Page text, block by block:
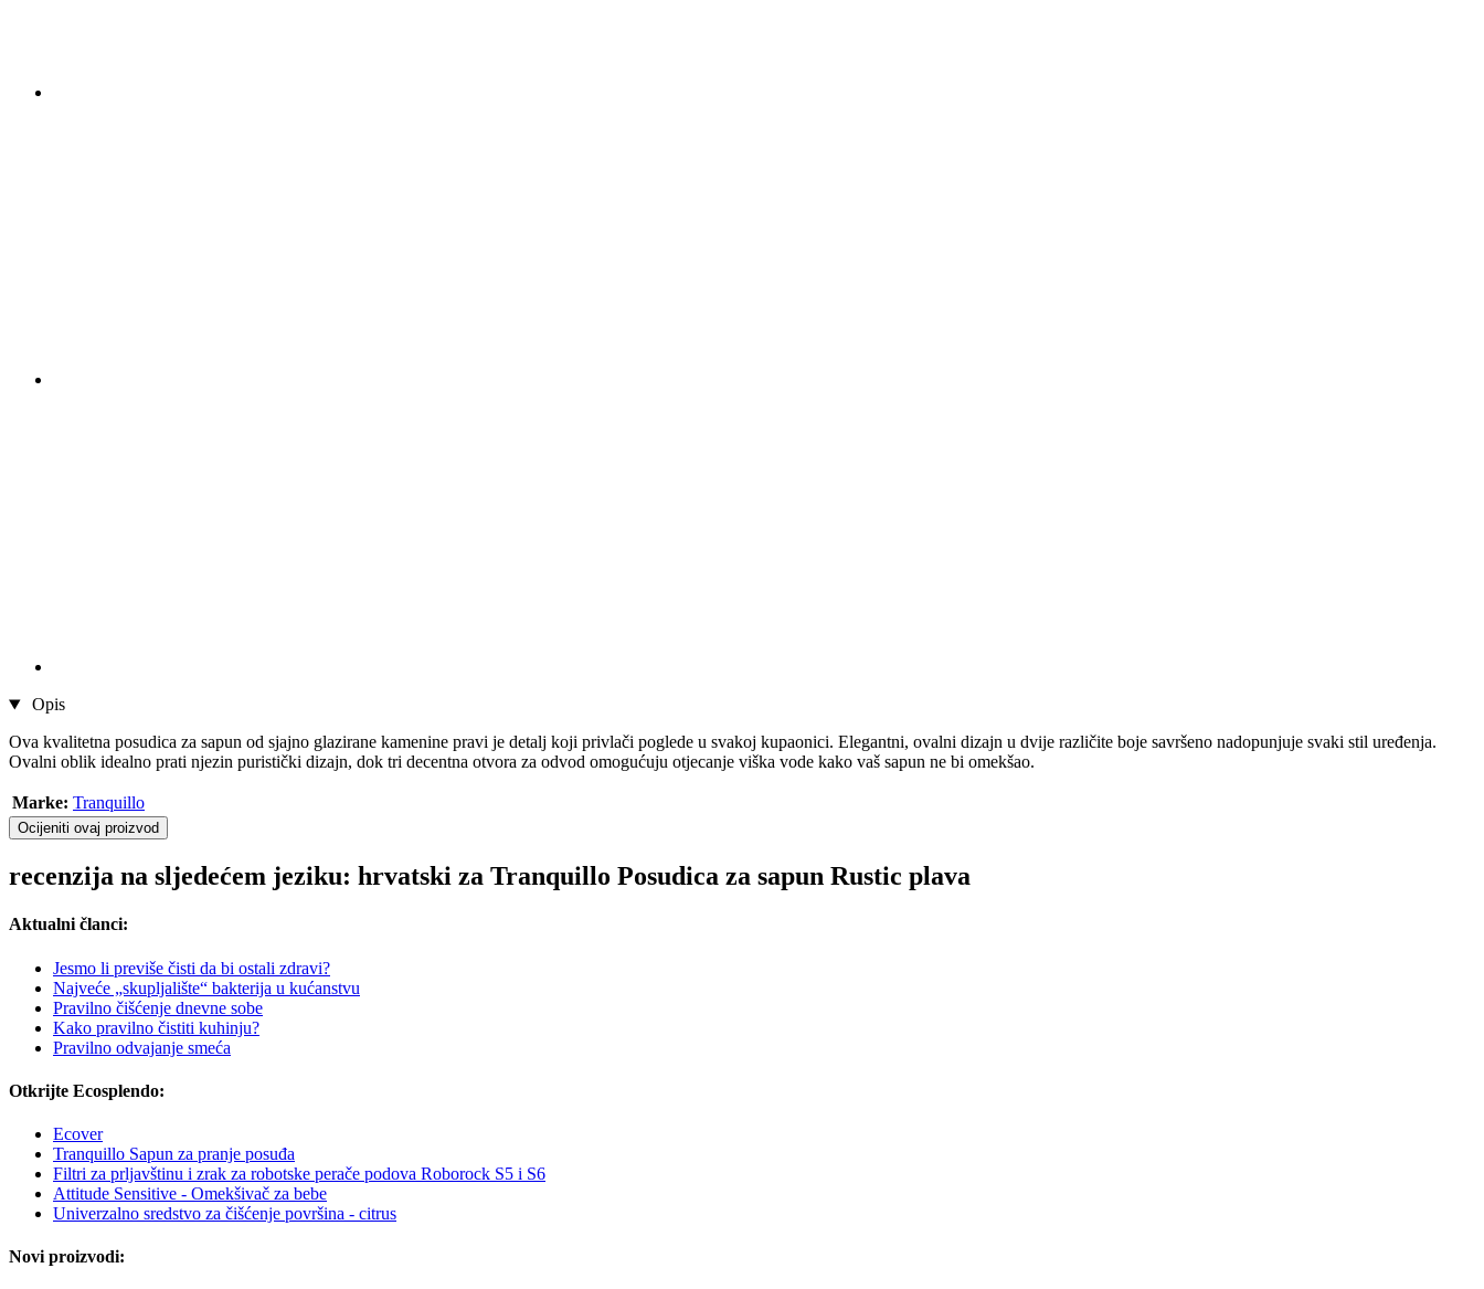
Opis
Ova kvalitetna posudica za sapun od sjajno glazirane kamenine pravi je detalj koji privlači poglede u svakoj kupaonici. Elegantni, ovalni dizajn u dvije različite boje savršeno nadopunjuje svaki stil uređenja.
Ovalni oblik idealno prati njezin puristički dizajn, dok tri decentna otvora za odvod omogućuju otjecanje viška vode kako vaš sapun ne bi omekšao.
Marke: Tranquillo
Ocijeniti ovaj proizvod
recenzija na sljedećem jeziku: hrvatski za Tranquillo Posudica za sapun Rustic plava
Aktualni članci:
Jesmo li previše čisti da bi ostali zdravi?
Najveće „skupljalište“ bakterija u kućanstvu
Pravilno čišćenje dnevne sobe
Kako pravilno čistiti kuhinju?
Pravilno odvajanje smeća
Otkrijte Ecosplendo:
Ecover
Tranquillo Sapun za pranje posuđa
Filtri za prljavštinu i zrak za robotske perače podova Roborock S5 i S6
Attitude Sensitive - Omekšivač za bebe
Univerzalno sredstvo za čišćenje površina - citrus
Novi proizvodi: